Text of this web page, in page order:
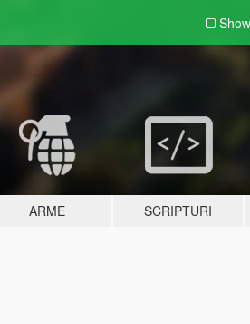
ARME SCRIPTURI